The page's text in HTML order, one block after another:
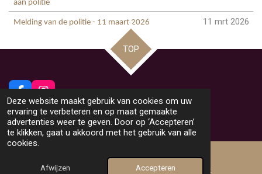
Deze website maakt gebruik van cookies om uw
ervaring te verbeteren en op maat gemaakte
advertenties weer te geven. Door op ‘Accepteren’
te klikken, gaat u akkoord met het gebruik van alle
cookies.
Afwijzen Accepteren
aan politie
Melding van de politie - 11 maart 2026 11 mrt 2026
TOP
a
c
e
b
o
n
s
t
a
a
© 2026 Beeldig Nieuws uit Lommel
Powered by JouwWeb
E-mailadres Facebook